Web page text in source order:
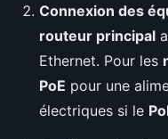
Connexion des
routeur principal
Ethernet. Pour les
PoE pour une
électriques si le